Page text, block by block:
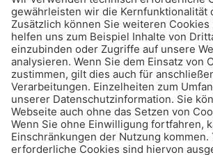
Unfall mit dem
was zu beachten ist